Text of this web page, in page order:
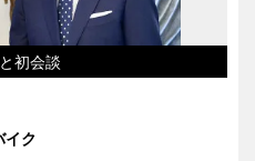
初会談
イク